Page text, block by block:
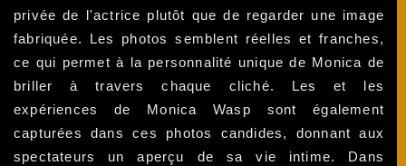
privée de l'actrice plutôt que de regarder une image
fabriquée. Les photos semblent réelles et franches,
ce qui permet à la personnalité unique de Monica de
briller à travers chaque cliché. Les et les
expériences de Monica Wasp sont également
capturées dans ces photos candides, donnant aux
spectateurs un aperçu de sa vie intime. Dans